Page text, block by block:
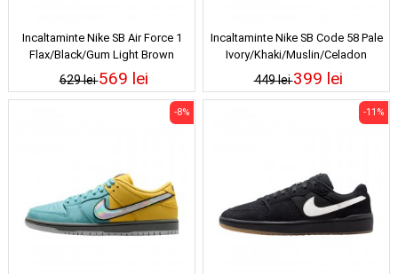
Incaltaminte Nike SB Air Force 1
Flax/Black/Gum Light Brown
629 lei569 lei
Incaltaminte Nike SB Code 58 Pale
Ivory/Khaki/Muslin/Celadon
449 lei399 lei
-8% -11%